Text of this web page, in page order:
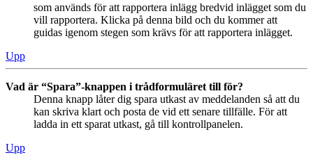
som används för att rapportera inlägg bredvid inlägget som du
vill rapportera. Klicka på denna bild och du kommer att
guidas igenom stegen som krävs för att rapportera inlägget.
Upp
Vad är “Spara”-knappen i trådformuläret till för?
Denna knapp låter dig spara utkast av meddelanden så att du
kan skriva klart och posta de vid ett senare tillfälle. För att
ladda in ett sparat utkast, gå till kontrollpanelen.
Upp